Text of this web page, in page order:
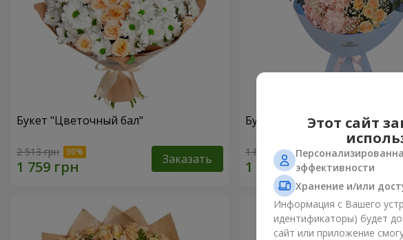
Букет "Цветочный бал"
2 513 грн Заказать
Букет "Мир начинается с
1 856 грн
Этот сайт
эффективности
Хранение и/или
Информация с Вашего
идентификаторы) будет
сайт или приложение